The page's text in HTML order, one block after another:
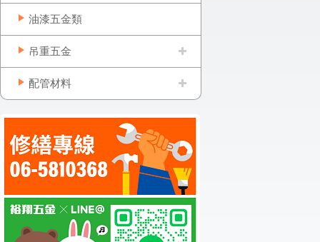
油漆五金類
吊重五金
配管材料